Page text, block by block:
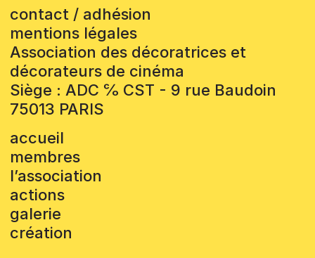
contact / adhésion
mentions légales
Association des décoratrices et
décorateurs de cinéma
Siège : ADC ℅ CST - 9 rue Baudoin
75013 PARIS
accueil
membres
l’association
actions
galerie
création